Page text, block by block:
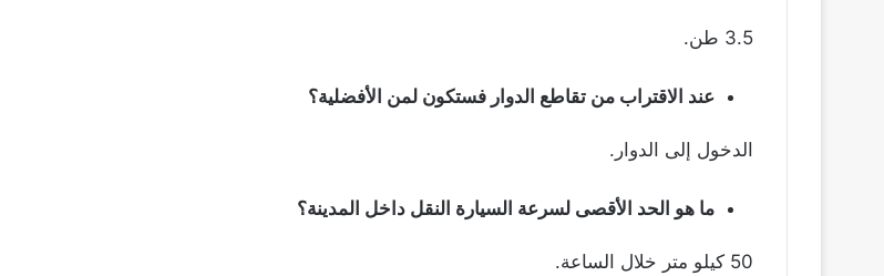
3.5 طن.
عند الاقتراب من تقاطع الدوار فستكون لمن الأفضلية؟
الدخول إلى الدوار.
ما هو الحد الأقصى لسرعة السيارة النقل داخل المدينة؟
50 كيلو متر خلال الساعة.